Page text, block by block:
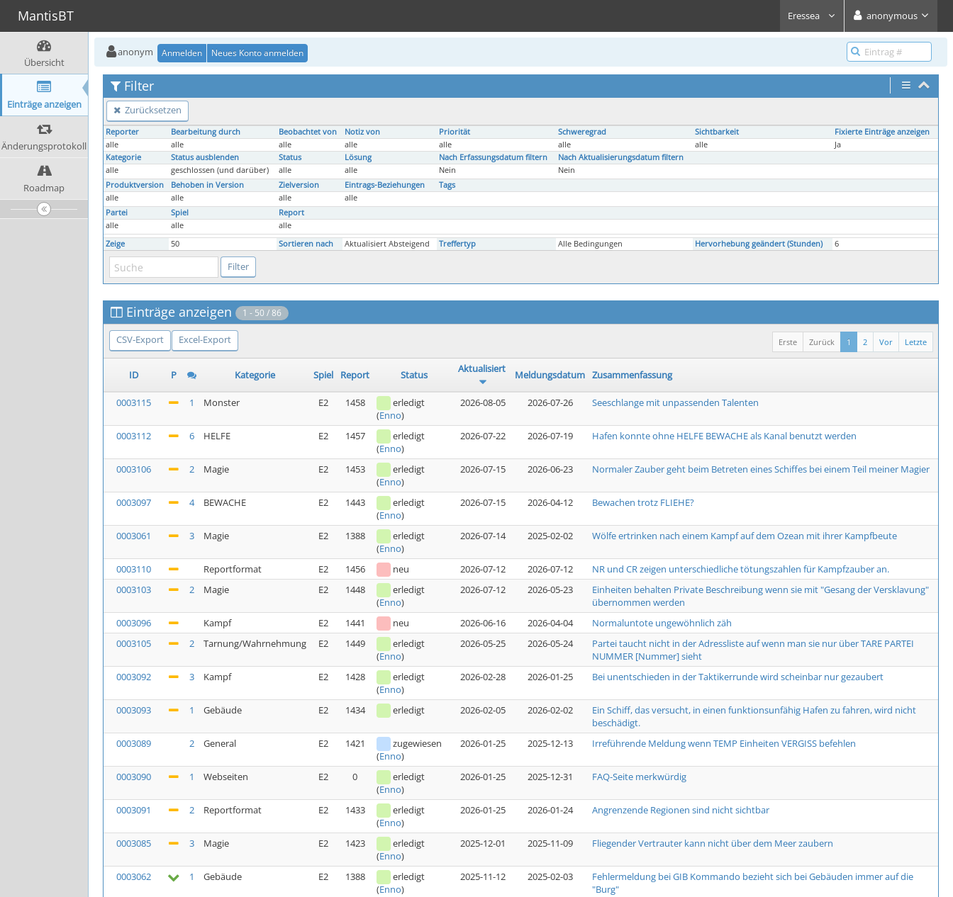
MantisBT Eressea anonymous
Übersicht
Einträge anzeigen
Änderungsprotokoll
Roadmap
anonym Anmelden Neues Konto anmelden
Filter
Zurücksetzen
Reporter Bearbeitung durch Beobachtet von Notiz von Priorität Schweregrad Sichtbarkeit
Fixierte Einträge anzeigen
alle
alle alle alle alle alle alle
Ja
Kategorie
Status ausblenden Status Lösung Nach Erfassungsdatum filtern
Nach Aktualisierungsdatum filtern
alle
geschlossen (und darüber) alle alle Nein
Nein
Produktversion
Behoben in Version Zielversion Eintrags-Beziehungen
Tags
alle
alle alle
alle
Partei
Spiel
Report
alle
alle
alle
Zeige
50 Sortieren nach Aktualisiert Absteigend Treffertyp Alle Bedingungen Hervorhebung geändert (Stunden) 6
Einträge anzeigen 1 - 50 / 86
CSV-Export Excel-Export Letzte
Vor
2
1
Zurück
Erste
ID P Kategorie Spiel Report Status Aktualisiert Meldungsdatum Zusammenfassung
0003115 1 Monster E2 1458
erledigt
(Enno)
2026-08-05 2026-07-26 Seeschlange mit unpassenden Talenten
0003112 6 HELFE E2 1457
erledigt
(Enno)
2026-07-22 2026-07-19 Hafen konnte ohne HELFE BEWACHE als Kanal benutzt werden
0003106 2 Magie E2 1453
erledigt
(Enno)
2026-07-15 2026-06-23 Normaler Zauber geht beim Betreten eines Schiffes bei einem Teil meiner Magier
0003097 4 BEWACHE E2 1443
erledigt
(Enno)
2026-07-15 2026-04-12 Bewachen trotz FLIEHE?
0003061 3 Magie E2 1388
erledigt
(Enno)
2026-07-14 2025-02-02 Wölfe ertrinken nach einem Kampf auf dem Ozean mit ihrer Kampfbeute
0003110 Reportformat E2 1456 neu 2026-07-12 2026-07-12
NR und CR zeigen unterschiedliche tötungszahlen für Kampfzauber an.
0003103
2 Magie E2 1448
erledigt
(Enno)
2026-07-12 2026-05-23
Einheiten behalten Private Beschreibung wenn sie mit "Gesang der Versklavung"
übernommen werden
0003096
Kampf E2 1441 neu 2026-06-16 2026-04-04
Normaluntote ungewöhnlich zäh
0003105
2 Tarnung/Wahrnehmung E2 1449
erledigt
(Enno)
2026-05-25 2026-05-24
Partei taucht nicht in der Adressliste auf wenn man sie nur über TARE PARTEI
NUMMER [Nummer] sieht
0003092
3 Kampf E2 1428
erledigt
(Enno)
2026-02-28 2026-01-25 Bei unentschieden in der Taktikerrunde wird scheinbar nur gezaubert
0003093 1 Gebäude E2 1434 erledigt 2026-02-05 2026-02-02
Ein Schiff, das versucht, in einen funktionsunfähig Hafen zu fahren, wird nicht
beschädigt.
0003089
2 General E2 1421
zugewiesen
(Enno)
2026-01-25 2025-12-13 Irreführende Meldung wenn TEMP Einheiten VERGISS befehlen
0003090 1 Webseiten E2 0
erledigt
(Enno)
2026-01-25 2025-12-31 FAQ-Seite merkwürdig
0003091 2 Reportformat E2 1433
erledigt
(Enno)
2026-01-25 2026-01-24 Angrenzende Regionen sind nicht sichtbar
0003085 3 Magie E2 1423
erledigt
(Enno)
2025-12-01 2025-11-09 Fliegender Vertrauter kann nicht über dem Meer zaubern
0003062 1 Gebäude E2 1388
erledigt
(Enno)
2025-11-12 2025-02-03
Fehlermeldung bei GIB Kommando bezieht sich bei Gebäuden immer auf die
"Burg"